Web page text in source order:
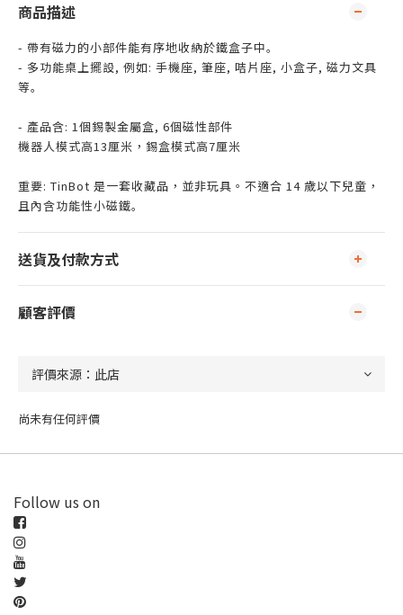
商品描述
- 帶有磁力的小部件能有序地收納於鐵盒子中｡
- 多功能桌上擺設, 例如: 手機座, 筆座, 咭片座, 小盒子, 磁力文具
等｡
- 產品含: 1個錫製金屬盒, 6個磁性部件
機器人模式高13厘米，錫盒模式高7厘米
重要: TinBot 是一套收藏品，並非玩具。不適合 14 歲以下兒童，
且內含功能性小磁鐵｡
送貨及付款方式
顧客評價
尚未有任何評價
Follow us on